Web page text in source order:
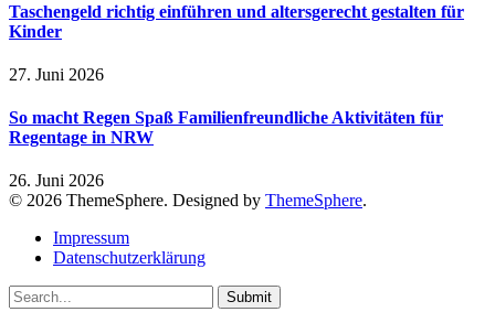
Taschengeld richtig einführen und altersgerecht gestalten für
Kinder
27. Juni 2026
So macht Regen Spaß Familienfreundliche Aktivitäten für
Regentage in NRW
26. Juni 2026
© 2026 ThemeSphere. Designed by ThemeSphere.
Impressum
Datenschutzerklärung
Submit